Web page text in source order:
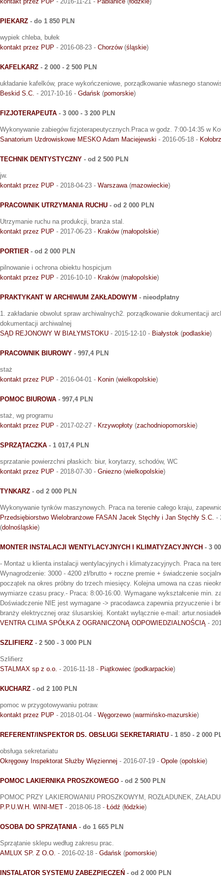
PIEKARZ - do 1 850 PLN
wypiek chleba, bułek
kontakt przez PUP - 2016-08-23 - Chorzów(śląskie)
KAFELKARZ - 2 000 - 2 500 PLN
układanie kafelków, prace wykończeniowe, porządkowanie własnego
Beskid S.C. - 2017-10-16 - Gdańsk (pomorskie)
FIZJOTERAPEUTA - 3 000 - 3 200 PLN
Wykonywanie zabiegów fizjoterapeutycznych.Praca w godz. 7:00-14:35 w
Sanatorium Uzdrowiskowe MESKO Adam Maciejewski - 2016-05-18 -
TECHNIK DENTYSTYCZNY - od 2 500 PLN
jw.
kontakt przez PUP - 2018-04-23 - Warszawa (mazowieckie)
PRACOWNIK UTRZYMANIA RUCHU - od 2 000 PLN
Utrzymanie ruchu na produkcji, branża stal.
kontakt przez PUP - 2017-06-23 - Kraków(małopolskie)
PORTIER - od 2 000 PLN
pilnowanie i ochrona obiektu hospicjum
kontakt przez PUP - 2016-10-10 - Kraków(małopolskie)
PRAKTYKANT W ARCHIWUM ZAKŁADOWYM - nieodpłatny
1. zakładanie obwolut spraw archiwalnych2. porządkowanie dokumentacji
dokumentacji archiwalnej
SĄD REJONOWY W BIAŁYMSTOKU - 2015-12-10 - Białystok (podlaskie)
PRACOWNIK BIUROWY - 997,4 PLN
staż
kontakt przez PUP - 2016-04-01 - Konin (wielkopolskie)
POMOC BIUROWA - 997,4 PLN
staż, wg programu
kontakt przez PUP - 2017-02-27 - Krzywopłoty (zachodniopomorskie)
SPRZĄTACZKA - 1 017,4 PLN
sprzatanie powierzchni płaskich: biur, korytarzy, schodów, WC
kontakt przez PUP - 2018-07-30 - Gniezno (wielkopolskie)
TYNKARZ - od 2 000 PLN
Wykonywanie tynków maszynowych. Praca na terenie całego kraju,
Przedsiębiorstwo Wielobranżowe FASAN Jacek Stęchły i Jan Stęchły S.C. -
(dolnośląskie)
MONTER INSTALACJI WENTYLACYJNYCH I KLIMATYZACYJNYCH - 3
- Montaż u klienta instalacji wentylacyjnych i klimatyzacyjnych. Praca na
Wynagrodzenie: 3000 - 4200 zł/brutto + roczne premie + świadczenie
początek na okres próbny do trzech miesięcy. Kolejna umowa na czas
wymiarze czasu pracy.- Praca: 8:00-16:00. Wymagane wykształcenie min.
Doświadczenie NIE jest wymagane -> pracodawca zapewnia przyuczenie i
branży elektrycznej oraz ślusarskiej. Kontakt wyłącznie e-mail:
VENTRA CLIMA SPÓŁKA Z OGRANICZONĄ ODPOWIEDZIALNOŚCIĄ -
SZLIFIERZ - 2 500 - 3 000 PLN
Szlifierz
STALMAX sp z o.o. - 2016-11-18 - Piątkowiec (podkarpackie)
KUCHARZ - od 2 100 PLN
pomoc w przygotowywaniu potraw.
kontakt przez PUP - 2018-01-04 - Węgorzewo (warmińsko-mazurskie)
REFERENT/INSPEKTOR DS. OBSŁUGI SEKRETARIATU - 1 850 - 2 000
obsługa sekretariatu
Okręgowy Inspektorat Służby Więziennej - 2016-07-19 - Opole (opolskie)
POMOC LAKIERNIKA PROSZKOWEGO - od 2 500 PLN
POMOC PRZY LAKIEROWANIU PROSZKOWYM, ROZŁADUNEK,
P.P.U.W.H. WINI-MET - 2018-06-18 - Łódź (łódzkie)
OSOBA DO SPRZĄTANIA - do 1 665 PLN
Sprzątanie sklepu według zakresu prac.
AMLUX SP. Z O.O. - 2016-02-18 - Gdańsk (pomorskie)
INSTALATOR SYSTEMU ZABEZPIECZEŃ - od 2 000 PLN